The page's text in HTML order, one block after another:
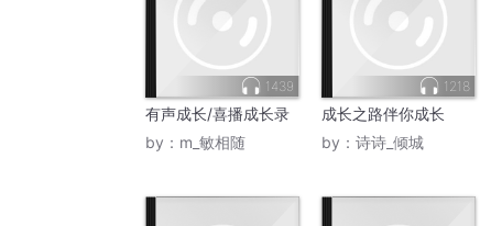
1439
有声成长/喜播成长录
by： m_敏相随
1218
成长之路伴你成长
by： 诗诗_倾城